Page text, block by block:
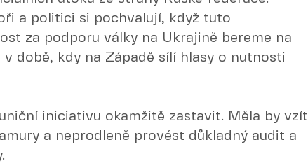
a politici si pochvalují, když tuto
za podporu války na Ukrajině bereme na
době, kdy na Západě sílí hlasy o nutnosti
iniciativu okamžitě zastavit. Měla by vzít
a neprodleně provést důkladný audit a